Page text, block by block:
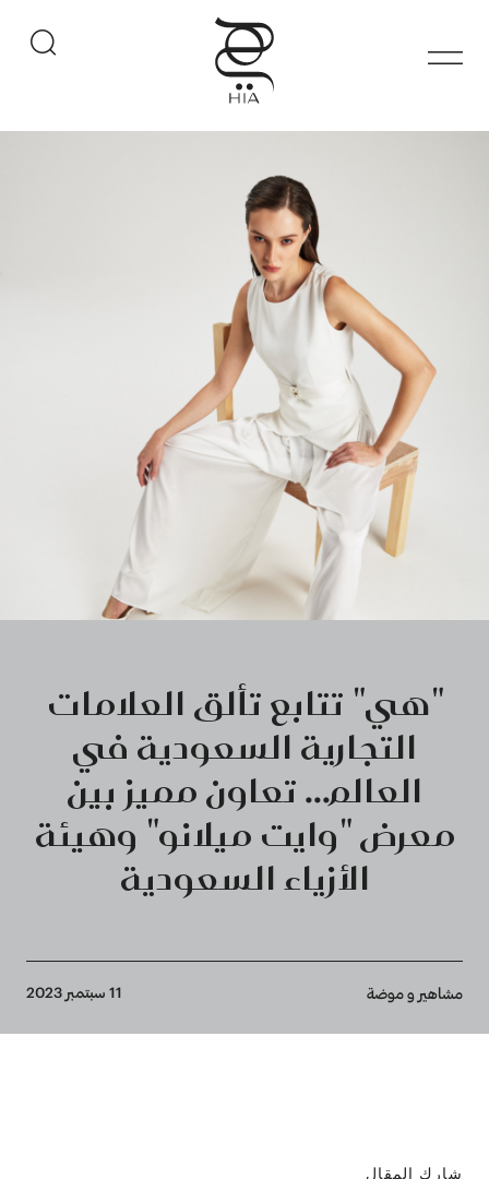
"هي" تتابع تألق العلامات
التجارية السعودية في
العالم... تعاون مميز بين
معرض "وايت ميلانو" وهيئة
الأزياء السعودية
Breadcrumb
مشاهير و موضة
شارك المقال